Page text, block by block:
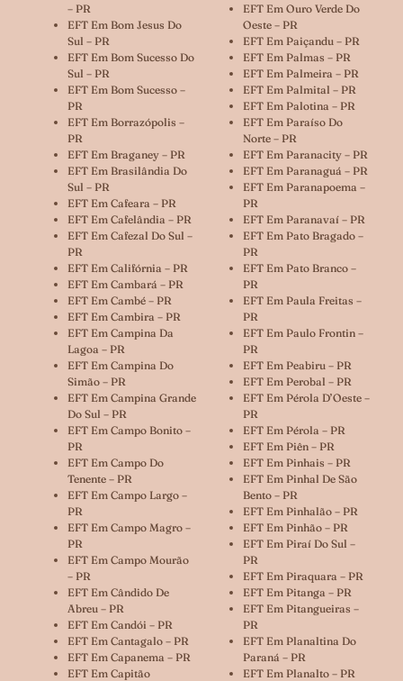
– PR
EFT Em Bom Jesus Do
Sul – PR
EFT Em Bom Sucesso Do
Sul – PR
EFT Em Bom Sucesso –
PR
EFT Em Borrazópolis –
PR
EFT Em Braganey – PR
EFT Em Brasilândia Do
Sul – PR
EFT Em Cafeara – PR
EFT Em Cafelândia – PR
EFT Em Cafezal Do Sul –
PR
EFT Em Califórnia – PR
EFT Em Cambará – PR
EFT Em Cambé – PR
EFT Em Cambira – PR
EFT Em Campina Da
Lagoa – PR
EFT Em Campina Do
Simão – PR
EFT Em Campina Grande
Do Sul – PR
EFT Em Campo Bonito –
PR
EFT Em Campo Do
Tenente – PR
EFT Em Campo Largo –
PR
EFT Em Campo Magro –
PR
EFT Em Campo Mourão
– PR
EFT Em Cândido De
Abreu – PR
EFT Em Candói – PR
EFT Em Cantagalo – PR
EFT Em Capanema – PR
EFT Em Capitão
EFT Em Ouro Verde Do
Oeste – PR
EFT Em Paiçandu – PR
EFT Em Palmas – PR
EFT Em Palmeira – PR
EFT Em Palmital – PR
EFT Em Palotina – PR
EFT Em Paraíso Do
Norte – PR
EFT Em Paranacity – PR
EFT Em Paranaguá – PR
EFT Em Paranapoema –
PR
EFT Em Paranavaí – PR
EFT Em Pato Bragado –
PR
EFT Em Pato Branco –
PR
EFT Em Paula Freitas –
PR
EFT Em Paulo Frontin –
PR
EFT Em Peabiru – PR
EFT Em Perobal – PR
EFT Em Pérola D’Oeste –
PR
EFT Em Pérola – PR
EFT Em Piên – PR
EFT Em Pinhais – PR
EFT Em Pinhal De São
Bento – PR
EFT Em Pinhalão – PR
EFT Em Pinhão – PR
EFT Em Piraí Do Sul –
PR
EFT Em Piraquara – PR
EFT Em Pitanga – PR
EFT Em Pitangueiras –
PR
EFT Em Planaltina Do
Paraná – PR
EFT Em Planalto – PR